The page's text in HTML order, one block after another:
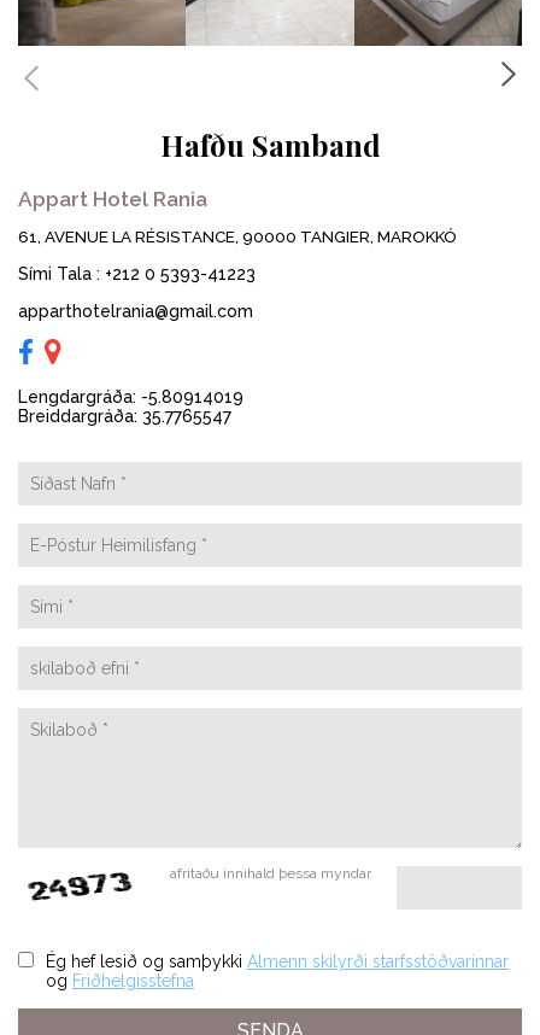
Hafðu Samband
Appart Hotel Rania
61, AVENUE LA RÉSISTANCE, 90000 TANGIER, MAROKKÓ
Sími Tala : +212 0 5393-41223
apparthotelrania@gmail.com
Lengdargráða: -5.80914019
Breiddargráða: 35.7765547
afritaðu innihald þessa myndar
Ég hef lesið og samþykki Almenn skilyrði starfsstöðvarinnar
og Friðhelgisstefna